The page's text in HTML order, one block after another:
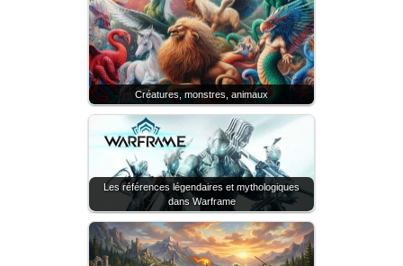
Créatures, monstres, animaux
Les références légendaires et mythologiques
dans Warframe